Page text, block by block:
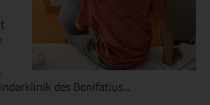
des Bonifatius...